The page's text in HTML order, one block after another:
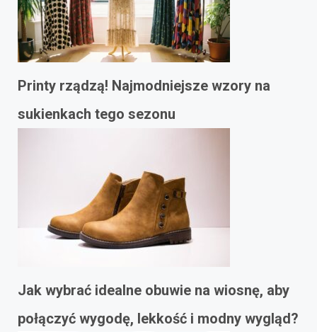
Printy rządzą! Najmodniejsze wzory na
sukienkach tego sezonu
Jak wybrać idealne obuwie na wiosnę, aby
połączyć wygodę, lekkość i modny wygląd?